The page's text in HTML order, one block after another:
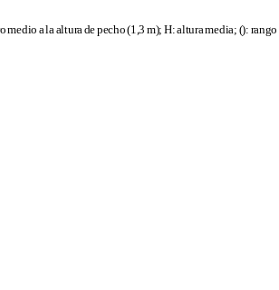
medio ala altura depecho(1,3 m); H:alturamedia; (): rango